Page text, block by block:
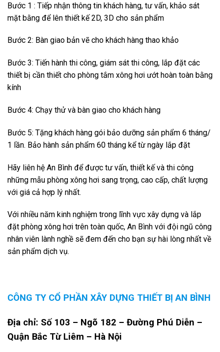
Bước 1 : Tiếp nhận thông tin khách hàng, tư vấn, khảo sát
mặt bằng để lên thiết kế 2D, 3D cho sản phẩm
Bước 2: Bàn giao bản vẽ cho khách hàng thao khảo
Bước 3: Tiến hành thi công, giám sát thi công, lắp đặt các
thiết bị cần thiết cho phòng tắm xông hơi ướt hoàn toàn bằng
kính
Bước 4: Chạy thử và bàn giao cho khách hàng
Bước 5: Tặng khách hàng gói bảo dưỡng sản phẩm 6 tháng/
1 lần. Bảo hành sản phẩm 60 tháng kể từ ngày lắp đặt
Hãy liên hệ An Bình để được tư vấn, thiết kế và thi công
những mẫu phòng xông hơi sang trọng, cao cấp, chất lượng
với giá cả hợp lý nhất.
Với nhiều năm kinh nghiệm trong lĩnh vực xây dựng và lắp
đặt phòng xông hơi trên toàn quốc, An Bình với đội ngũ công
nhân viên lành nghề sẽ đem đến cho bạn sự hài lòng nhất về
sản phẩm dịch vụ.
CÔNG TY CỔ PHẦN XÂY DỰNG THIẾT BỊ AN BÌNH
Địa chỉ: Số 103 – Ngõ 182 – Đường Phú Diễn –
Quận Bắc Từ Liêm – Hà Nội